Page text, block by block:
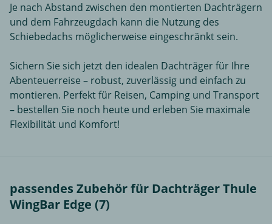
Je nach Abstand zwischen den montierten Dachträgern
und dem Fahrzeugdach kann die Nutzung des
Schiebedachs möglicherweise eingeschränkt sein.
Sichern Sie sich jetzt den idealen Dachträger für Ihre
Abenteuerreise – robust, zuverlässig und einfach zu
montieren. Perfekt für Reisen, Camping und Transport
– bestellen Sie noch heute und erleben Sie maximale
Flexibilität und Komfort!
passendes Zubehör für Dachträger Thule
WingBar Edge (7)